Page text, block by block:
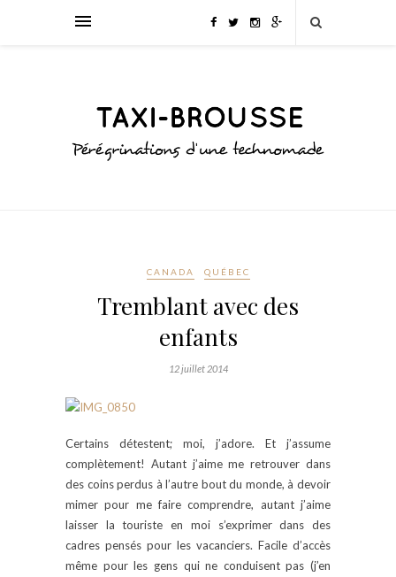
CANADA QUÉBEC
Tremblant avec des
enfants
12 juillet 2014
Certains détestent; moi, j’adore. Et j’assume
complètement! Autant j’aime me retrouver dans
des coins perdus à l’autre bout du monde, à devoir
mimer pour me faire comprendre, autant j’aime
laisser la touriste en moi s’exprimer dans des
cadres pensés pour les vacanciers. Facile d’accès
même pour les gens qui ne conduisent pas (j’en